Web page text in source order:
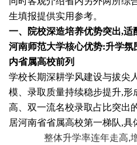
生填报提供实用参考。
一、院校深造培养优势突出,适
河南师范大学核心优势:升学
内省属高校前列
学校长期深耕学风建设与拔尖
模、录取质量持续稳步提升,
高、双一流名校录取占比突出
居河南省省属高校第一梯队,具
整体升学率连年走高,增